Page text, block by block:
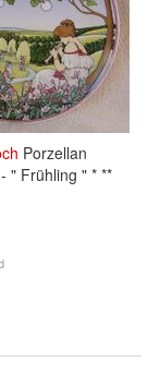
Porzellan
" Frühling " * **